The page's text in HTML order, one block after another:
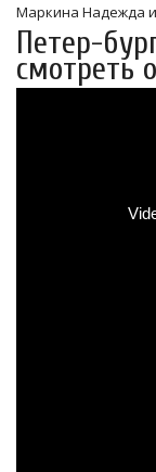
Маркина Надежда
Петер-
смотреть